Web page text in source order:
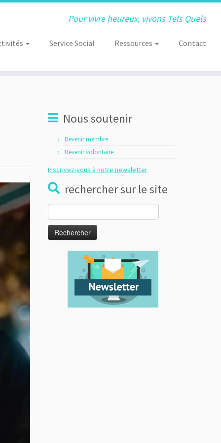
Pour vivre heureux, vivons Tels Quels
Service Social Ressources Contact
Nous soutenir
Devenir membre
Devenir volontaire
Inscrivez-vous à notre newsletter
rechercher sur le site